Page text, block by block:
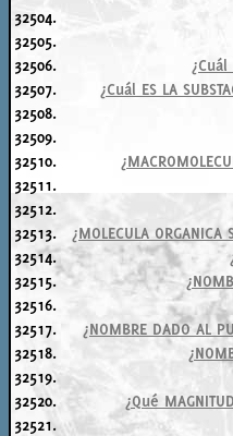
32504.
32505.
32506.
¿Cuál
32507.
¿Cuál ES LA
32508.
32509.
32510.
32511.
32512.
32513.
¿MOLECULA ORGANICA
32514.
32515.
32516.
32517.
¿NOMBRE DADO AL
32518.
32519.
32520.
¿Qué
32521.